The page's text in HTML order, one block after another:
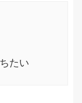
たい